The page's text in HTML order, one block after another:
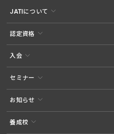
JATIについて
認定資格
入会
セミナー
お知らせ
養成校